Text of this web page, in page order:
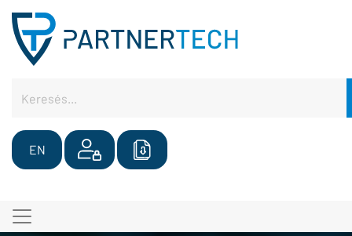
EN